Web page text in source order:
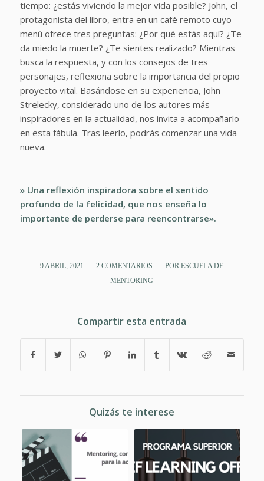
tiempo: ¿estás viviendo la mejor vida posible? John, el
protagonista del libro, entra en un café remoto cuyo
menú ofrece tres preguntas: ¿Por qué estás aquí? ¿Te
da miedo la muerte? ¿Te sientes realizado? Mientras
busca la respuesta, y con los consejos de tres
personajes, reflexiona sobre la importancia del propio
proyecto vital. Basándose en su experiencia, John
Strelecky, considerado uno de los autores más
inspiradores en la actualidad, nos invita a acompañarlo
en esta fábula. Tras leerlo, podrás comenzar una vida
nueva.
» Una reflexión inspiradora sobre el sentido
profundo de la felicidad, que nos enseña lo
importante de perderse para reencontrarse».
9 ABRIL, 2021
/ 2 COMENTARIOS
/ PORESCUELA DE
MENTORING
Compartir esta entrada
Quizás te interese